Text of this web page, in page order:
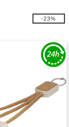
-23%